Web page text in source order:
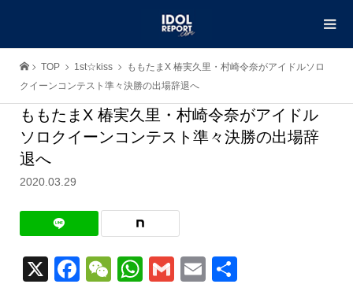
TOP 1st☆kiss
ももたまX 椿実久里・村崎令奈がアイドルソロ
クイーンコンテスト準々決勝の出場辞退へ
ももたまX 椿実久里・村崎令奈がアイドル
ソロクイーンコンテスト準々決勝の出場辞
退へ
2020.03.29
X Facebook
WeChat
WhatsApp
GmailEmail